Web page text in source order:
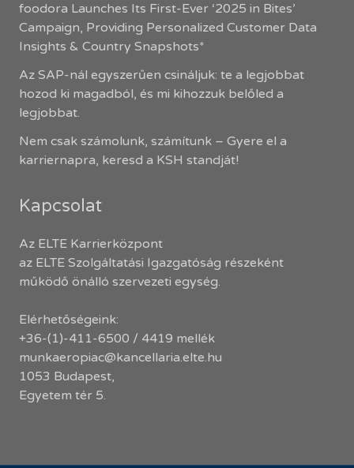
foodora Launches Its First-Ever ‘2025 in Bites’
Campaign, Providing Personalized Customer Data
Insights & Country Snapshots*
Az SAP-nál egyszerűen csináljuk: te a legjobbat
hozod ki magadból, és mi kihozzuk belőled a
legjobbat.
Nem csak számolunk, számítunk – Gyere el a
karriernapra, keresd a KSH standját!
Kapcsolat
Az ELTE Karrierközpont
az ELTE Szolgáltatási Igazgatóság részeként
működő önálló szervezeti egység.
Elérhetőségeink:
+36-(1)-411-6500 / 4419 mellék
munkaeropiac@kancellaria.elte.hu
1053 Budapest,
Egyetem tér 5.